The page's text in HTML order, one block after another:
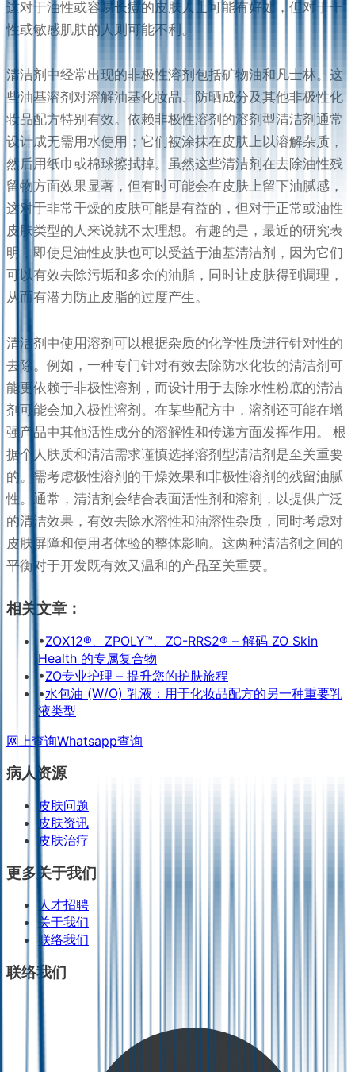
这对于油性或容易长痘的皮肤人士可能有好处，但对于干
性或敏感肌肤的人则可能不利。
清洁剂中经常出现的非极性溶剂包括矿物油和凡士林。这
些油基溶剂对溶解油基化妆品、防晒成分及其他非极性化
妆品配方特别有效。依赖非极性溶剂的溶剂型清洁剂通常
设计成无需用水使用；它们被涂抹在皮肤上以溶解杂质，
然后用纸巾或棉球擦拭掉。虽然这些清洁剂在去除油性残
留物方面效果显著，但有时可能会在皮肤上留下油腻感，
这对于非常干燥的皮肤可能是有益的，但对于正常或油性
皮肤类型的人来说就不太理想。有趣的是，最近的研究表
明，即使是油性皮肤也可以受益于油基清洁剂，因为它们
可以有效去除污垢和多余的油脂，同时让皮肤得到调理，
从而有潜力防止皮脂的过度产生。
清洁剂中使用溶剂可以根据杂质的化学性质进行针对性的
去除。例如，一种专门针对有效去除防水化妆的清洁剂可
能更依赖于非极性溶剂，而设计用于去除水性粉底的清洁
剂可能会加入极性溶剂。在某些配方中，溶剂还可能在增
强产品中其他活性成分的溶解性和传递方面发挥作用。 根
据个人肤质和清洁需求谨慎选择溶剂型清洁剂是至关重要
的。需考虑极性溶剂的干燥效果和非极性溶剂的残留油腻
性。通常，清洁剂会结合表面活性剂和溶剂，以提供广泛
的清洁效果，有效去除水溶性和油溶性杂质，同时考虑对
皮肤屏障和使用者体验的整体影响。这两种清洁剂之间的
平衡对于开发既有效又温和的产品至关重要。
相关文章：
•ZOX12®、ZPOLY™、ZO-RRS2® – 解码 ZO Skin
Health 的专属复合物
•ZO专业护理 – 提升您的护肤旅程
•水包油 (W/O) 乳液：用于化妆品配方的另一种重要乳
液类型
网上查询Whatsapp查询
病人资源
皮肤问题
皮肤资讯
皮肤治疗
更多关于我们
人才招聘
关于我们
联络我们
联络我们